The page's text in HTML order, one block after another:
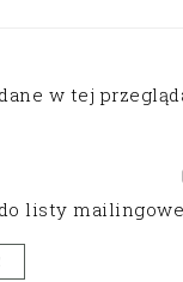
w tej
listy